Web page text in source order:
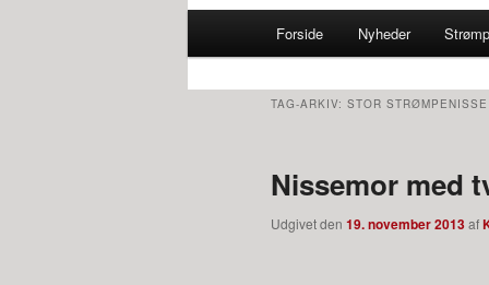
Fortsæt til primære indhold
Fortsæt til sekundære
Forside Nyheder
TAG-ARKIV: STOR STRØMPENISSE
Nissemor med
Udgivet den 19. november 2013af